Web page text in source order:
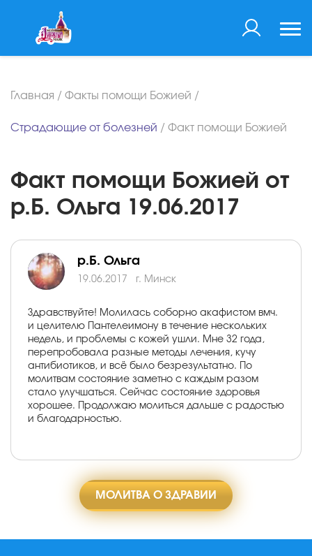
Главная / Факты помощи Божией /
Страдающие от болезней / Факт помощи Божией
Факт помощи Божией от
р.Б. Ольга 19.06.2017
р.Б. Ольга
19.06.2017 г. Минск
Здравствуйте! Молилась соборно акафистом вмч.
и целителю Пантелеимону в течение нескольких
недель, и проблемы с кожей ушли. Мне 32 года,
перепробовала разные методы лечения, кучу
антибиотиков, и всё было безрезультатно. По
молитвам состояние заметно с каждым разом
стало улучшаться. Сейчас состояние здоровья
хорошее. Продолжаю молиться дальше с радостью
и благодарностью.
МОЛИТВА О ЗДРАВИИ